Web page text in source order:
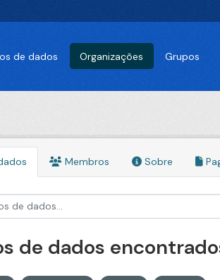
de dados Organizações Grupos
Membros Sobre
de dados